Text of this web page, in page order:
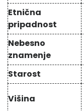
Etnična
pripadnost
Nebesno
znamenje
Starost
Višina